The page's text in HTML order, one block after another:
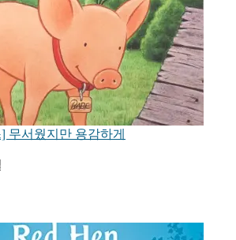
무서웠지만 용감하게